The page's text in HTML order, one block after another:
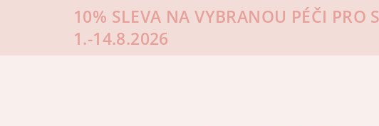
10% SLEVA NA VYBRANOU PÉČI PRO
1.-14.8.2026